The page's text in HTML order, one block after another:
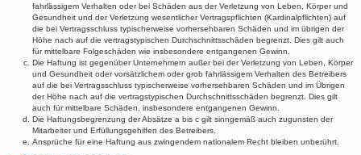
fahrlässigem Verhalten oder bei Schäden aus der Verletzung von Leben, Körper und
Gesundheit und der Verletzung wesentlicher Vertragspflichten (Kardinalpflichten) auf
die bei Vertragsschluss typischerweise vorhersehbaren Schäden und im übrigen der
Höhe nach auf die vertragstypischen Durchschnittsschäden begrenzt. Dies gilt auch
für mittelbare Folgeschäden wie insbesondere entgangenen Gewinn.
Die Haftung ist gegenüber Unternehmern außer bei der Verletzung von Leben, Körper
und Gesundheit oder vorsätzlichem oder grob fahrlässigem Verhalten des Betreibers
auf die bei Vertragsschluss typischerweise vorhersehbaren Schäden und im Übrigen
der Höhe nach auf die vertragstypischen Durchschnittsschäden begrenzt. Dies gilt
auch für mittelbare Schäden, insbesondere entgangenen Gewinn.
Die Haftungsbegrenzung der Absätze a bis c gilt sinngemäß auch zugunsten der
Mitarbeiter und Erfüllungsgehilfen des Betreibers.
Ansprüche für eine Haftung aus zwingendem nationalem Recht bleiben unberührt.